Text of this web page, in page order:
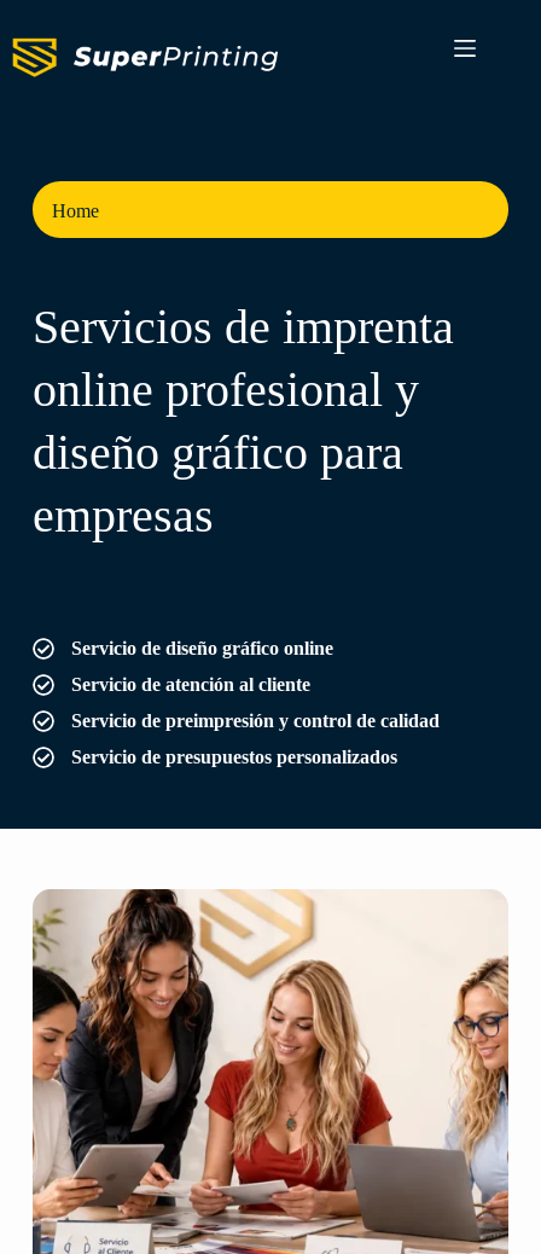
Home
Servicios de imprenta
online profesional y
diseño gráfico para
empresas
Servicio de diseño gráfico online
Servicio de atención al cliente
Servicio de preimpresión y control de calidad
Servicio de presupuestos personalizados